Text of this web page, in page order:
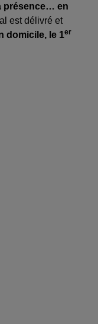
présence… en
est délivré et
domicile, le 1er